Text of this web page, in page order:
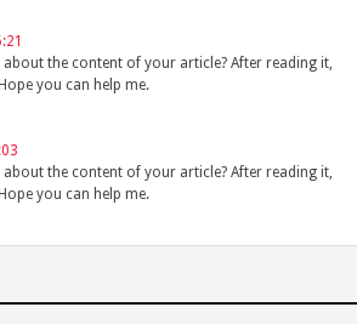
the content of your article? After reading it,
you can help me.
the content of your article? After reading it,
you can help me.